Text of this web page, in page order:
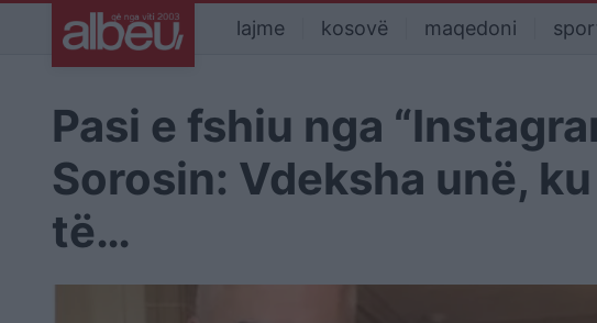
lajme kosovë maqedoni
Pasi e fshiu nga
Sorosin: Vdeksha unë,
të…